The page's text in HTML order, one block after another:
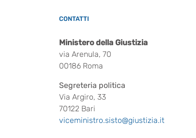
CONTATTI
Ministero della Giustizia
via Arenula, 70
00186 Roma
Segreteria politica
Via Argiro, 33
70122 Bari
viceministro.sisto@giustizia.it